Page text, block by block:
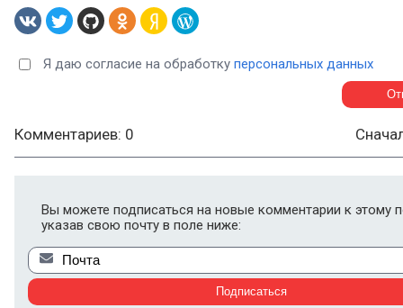
Я даю согласие на обработку персональных данных
Комментариев: 0
Вы можете подписаться на новые комментарии к этому
указав свою почту в поле ниже: